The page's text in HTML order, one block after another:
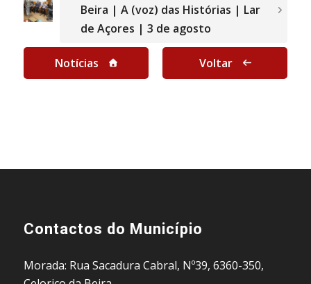
Beira | A (voz) das Histórias | Lar
de Açores | 3 de agosto
Notícias Voltar
Contactos do Município
Morada: Rua Sacadura Cabral, Nº39, 6360-350,